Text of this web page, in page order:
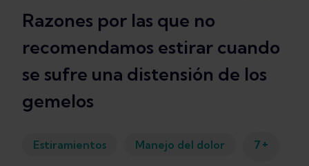
Razones por las que no
recomendamos estirar cuando
se sufre una distensión de los
gemelos
Estiramientos Manejo del dolor 7 +